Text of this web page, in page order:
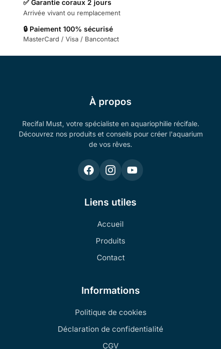
✅ Garantie coraux 2 jours
Arrivée vivant ou remplacement
🔒 Paiement 100% sécurisé
MasterCard / Visa / Bancontact
À propos
Recifal Must, votre spécialiste en aquariophilie récifale.
Découvrez nos produits et conseils pour créer l'aquarium
de vos rêves.
Liens utiles
Accueil
Produits
Contact
Informations
Politique de cookies
Déclaration de confidentialité
CGV